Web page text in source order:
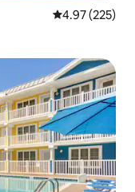
平均评分 4.97
4.97 (225)